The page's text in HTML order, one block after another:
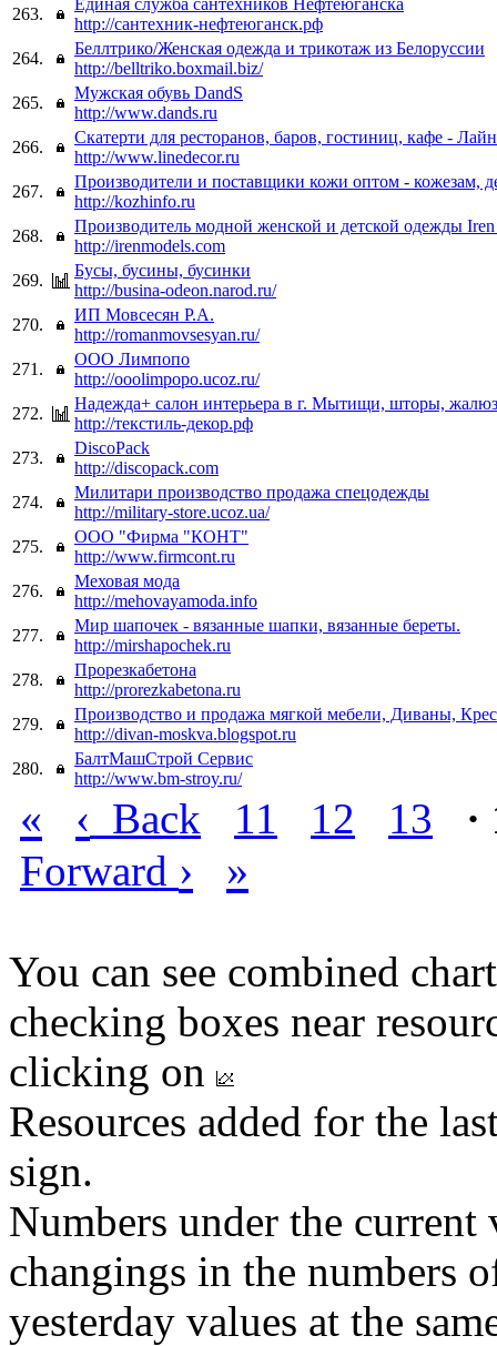
263.
http://сантехник-нефтеюганск.рф
264.
Беллтрико/Женская одежда и трикотаж из Белоруссии
http://belltriko.boxmail.biz/
265.
Мужская обувь DandS
http://www.dands.ru
266.
Скатерти для ресторанов, баров, гостиниц, кафе -
http://www.linedecor.ru
267.
Производители и поставщики кожи оптом - кожезам,
http://kozhinfo.ru
268.
Производитель модной женской и детской одежды
http://irenmodels.com
269.
Бусы, бусины, бусинки
http://busina-odeon.narod.ru/
270.
ИП Мовсесян Р.А.
http://romanmovsesyan.ru/
271.
ООО Лимпопо
http://ooolimpopo.ucoz.ru/
272.
Надежда+ салон интерьера в г. Мытищи, шторы,
http://текстиль-декор.рф
273.
DiscoPack
http://discopack.com
274.
Милитари производство продажа спецодежды
http://military-store.ucoz.ua/
275.
ООО "Фирма "КОНТ"
http://www.firmcont.ru
276.
Меховая мода
http://mehovayamoda.info
277.
Мир шапочек - вязанные шапки, вязанные береты.
http://mirshapochek.ru
278.
Прорезкабетона
http://prorezkabetona.ru
279.
Производство и продажа мягкой мебели, Диваны,
http://divan-moskva.blogspot.ru
280.
БалтМашСтрой Сервис
http://www.bm-stroy.ru/
« ‹ Back 11 12 13
·
Forward › »
You can see combined
checking boxes near
clicking on
Resources added for the
sign.
Numbers under the
changings in the numbers
yesterday values at the